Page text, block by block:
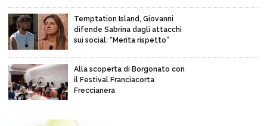
Temptation Island, Giovanni
difende Sabrina dagli attacchi
sui social: “Merita rispetto”
Alla scoperta di Borgonato con
il Festival Franciacorta
Freccianera